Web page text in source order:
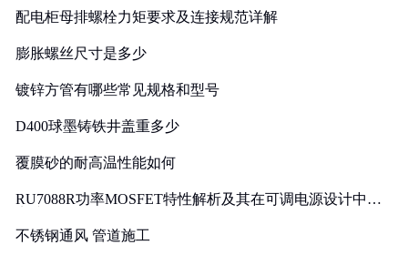
配电柜母排螺栓力矩要求及连接规范详解
膨胀螺丝尺寸是多少
镀锌方管有哪些常见规格和型号
D400球墨铸铁井盖重多少
覆膜砂的耐高温性能如何
RU7088R功率MOSFET特性解析及其在可调电源设计中的
不锈钢通风 管道施工